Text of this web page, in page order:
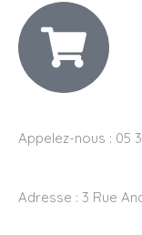
Appelez-nous : 05
Adresse : 3 Rue